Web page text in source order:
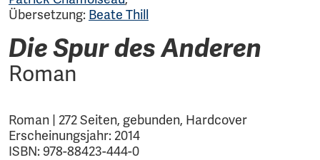
Übersetzung: Beate Thill
Die Spur des Anderen
Roman
Roman | 272 Seiten, gebunden, Hardcover
Erscheinungsjahr: 2014
ISBN: 978-88423-444-0